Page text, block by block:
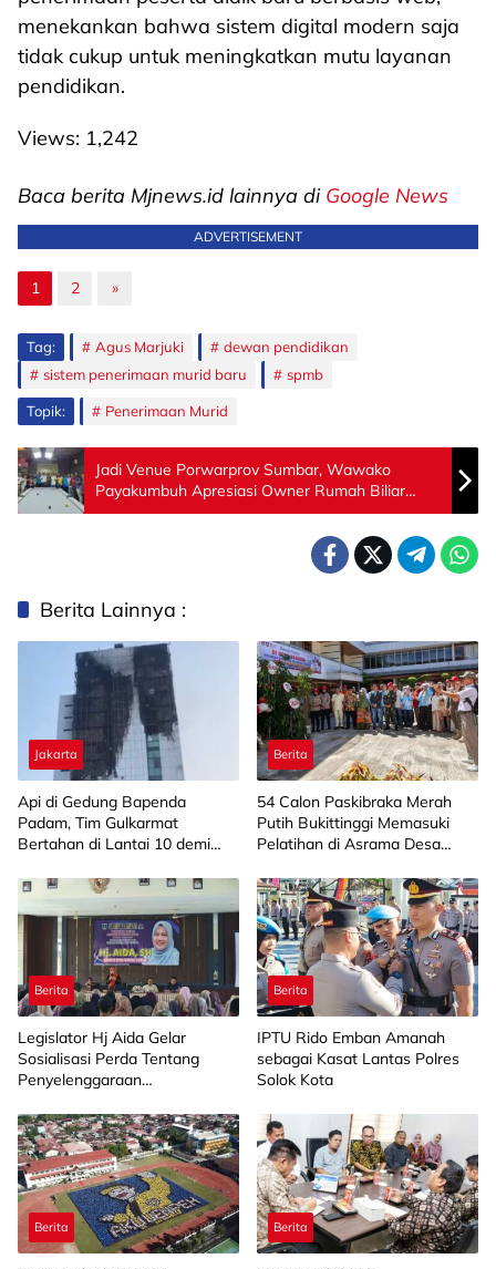
menekankan bahwa sistem digital modern saja
tidak cukup untuk meningkatkan mutu layanan
pendidikan.
Views: 1,242
Baca berita Mjnews.id lainnya di Google News
ADVERTISEMENT
1 2 »
Tag: Agus Marjuki
dewan pendidikan
sistem penerimaan murid baru
spmb
Topik: Penerimaan Murid
Jadi Venue Porwarprov Sumbar, Wawako
Payakumbuh Apresiasi Owner Rumah Biliar
Nineball
Berita Lainnya :
Jakarta
Api di Gedung Bapenda
Padam, Tim Gulkarmat
Bertahan di Lantai 10 demi
Perambatan
Berita
‎54 Calon Paskibraka Merah
Putih Bukittinggi Memasuki
Pelatihan di Asrama Desa
Berita
Legislator Hj Aida Gelar
Sosialisasi Perda Tentang
Penyelenggaraan
Limapuluh Kota
Berita
IPTU Rido Emban Amanah
sebagai Kasat Lantas Polres
Solok Kota
Berita Berita